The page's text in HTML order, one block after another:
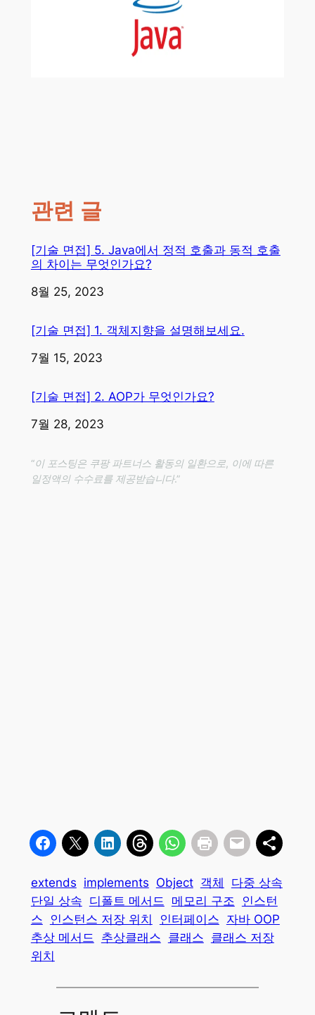
관련 글
[기술 면접] 5. Java에서 정적 호출과 동적 호출
의 차이는 무엇인가요?
일자
8월 25, 2023
[기술 면접] 1. 객체지향을 설명해보세요.
일자
7월 15, 2023
[기술 면접] 2. AOP가 무엇인가요?
일자
7월 28, 2023
“이 포스팅은 쿠팡 파트너스 활동의 일환으로, 이에 따른
일정액의 수수료를 제공받습니다.”
extends implements Object 객체
다중 상속
단일 상속 디폴트 메서드 메모리 구조
인스턴
스
인스턴스 저장 위치 인터페이스 자바 OOP
추상 메서드 추상클래스 클래스 클래스 저장
위치